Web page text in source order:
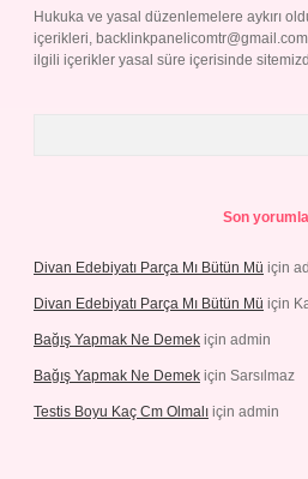
Hukuka ve yasal düzenlemelere aykırı
içerikleri, backlinkpanelicomtr@gmail.com
ilgili içerikler yasal süre içerisinde
Son
Divan Edebiyatı Parça Mı Bütün Mü için
Divan Edebiyatı Parça Mı Bütün Mü için
Bağış Yapmak Ne Demek için admin
Bağış Yapmak Ne Demek için Sarsılmaz
Testis Boyu Kaç Cm Olmalı için admin